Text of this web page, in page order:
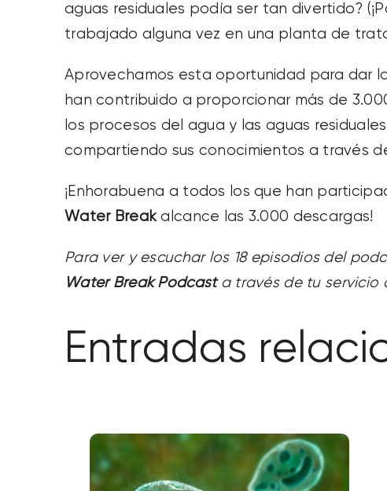
aguas residuales podía ser tan divertido?
trabajado alguna vez en una planta de
Aprovechamos esta oportunidad para dar
han contribuido a proporcionar más de
los procesos del agua y las aguas
compartiendo sus conocimientos a través
¡Enhorabuena a todos los que han
Water Breakalcance las 3.000 descargas!
Para ver y escuchar los 18 episodios del
Water Break Podcasta través de tu servicio
Entradas